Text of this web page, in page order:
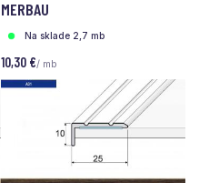
MERBAU
Na sklade 2,7 mb
10,30 €/ mb